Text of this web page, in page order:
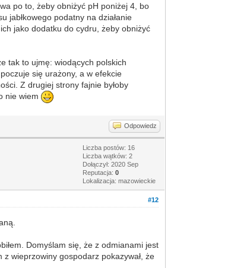
po to, żeby obniżyć pH poniżej 4, bo
jabłkowego podatny na działanie
jako dodatku do cydru, żeby obniżyć
tak to ujmę: wiodących polskich
się urażony, a w efekcie
Z drugiej strony fajnie byłoby
nie wiem
Odpowiedz
Liczba postów: 16
Liczba wątków: 2
Dołączył: 2020 Sep
Reputacja:0
Lokalizacja: mazowieckie
#12
Domyślam się, że z odmianami jest
wieprzowiny gospodarz pokazywał, że